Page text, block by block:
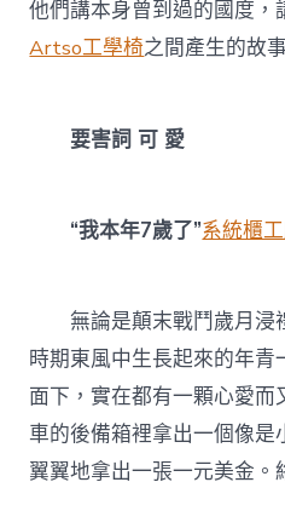
他們講本身曾到過的國度，
Artso工學椅之間產生的故
要害詞 可 愛
“我本年7歲了”系統櫃
無論是顛末戰鬥歲月浸
時期東風中生長起來的年
面下，實在都有一顆心愛
車的後備箱裡拿出一個像
翼翼地拿出一張一元美金。